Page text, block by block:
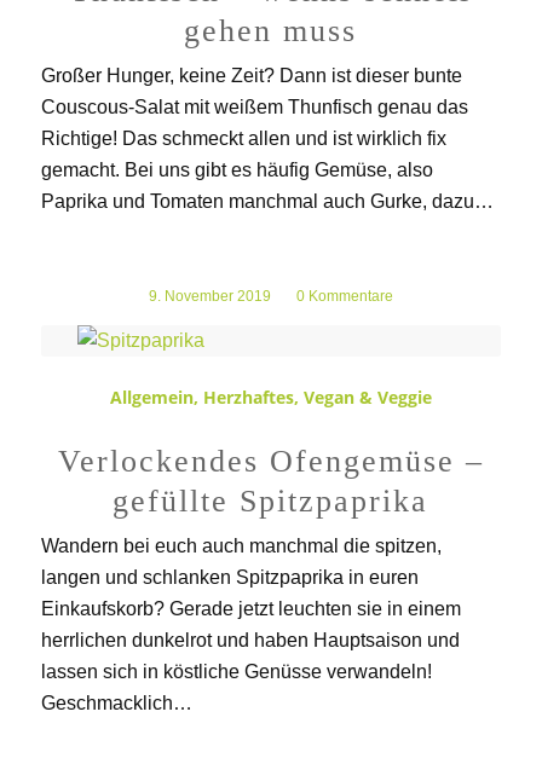
gehen muss
Großer Hunger, keine Zeit? Dann ist dieser bunte
Couscous-Salat mit weißem Thunfisch genau das
Richtige! Das schmeckt allen und ist wirklich fix
gemacht. Bei uns gibt es häufig Gemüse, also
Paprika und Tomaten manchmal auch Gurke, dazu…
9. November 2019
/ 0 Kommentare
Allgemein, Herzhaftes, Vegan & Veggie
Verlockendes Ofengemüse –
gefüllte Spitzpaprika
Wandern bei euch auch manchmal die spitzen,
langen und schlanken Spitzpaprika in euren
Einkaufskorb? Gerade jetzt leuchten sie in einem
herrlichen dunkelrot und haben Hauptsaison und
lassen sich in köstliche Genüsse verwandeln!
Geschmacklich…